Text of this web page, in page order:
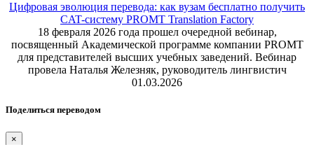
Цифровая эволюция перевода: как вузам бесплатно получить
CAT-систему PROMT Translation Factory
18 февраля 2026 года прошел очередной вебинар,
посвященный Академической программе компании PROMT
для представителей высших учебных заведений. Вебинар
провела Наталья Железняк, руководитель лингвистич
01.03.2026
Поделиться переводом
×